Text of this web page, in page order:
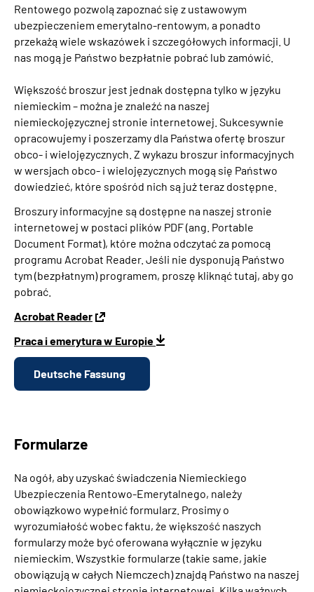
Rentowego pozwolą zapoznać się z ustawowym
ubezpieczeniem emerytalno-rentowym, a ponadto
przekażą wiele wskazówek i szczegółowych informacji. U
nas mogą je Państwo bezpłatnie pobrać lub zamówić.
Większość broszur jest jednak dostępna tylko w języku
niemieckim – można je znaleźć na naszej
niemieckojęzycznej stronie internetowej. Sukcesywnie
opracowujemy i poszerzamy dla Państwa ofertę broszur
obco- i wielojęzycznych. Z wykazu broszur informacyjnych
w wersjach obco- i wielojęzycznych mogą się Państwo
dowiedzieć, które spośród nich są już teraz dostępne.
Broszury informacyjne są dostępne na naszej stronie
internetowej w postaci plików PDF (ang. Portable
Document Format), które można odczytać za pomocą
programu Acrobat Reader. Jeśli nie dysponują Państwo
tym (bezpłatnym) programem, proszę kliknąć tutaj, aby go
pobrać.
Acrobat Reader
Praca i emerytura w Europie
Deutsche Fassung
Formularze
Na ogół, aby uzyskać świadczenia Niemieckiego
Ubezpieczenia Rentowo-Emerytalnego, należy
obowiązkowo wypełnić formularz. Prosimy o
wyrozumiałość wobec faktu, że większość naszych
formularzy może być oferowana wyłącznie w języku
niemieckim. Wszystkie formularze (takie same, jakie
obowiązują w całych Niemczech) znajdą Państwo na naszej